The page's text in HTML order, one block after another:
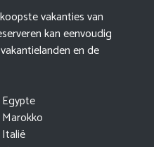
vakanties van
kan eenvoudig
en de
Egypte
Marokko
Italië